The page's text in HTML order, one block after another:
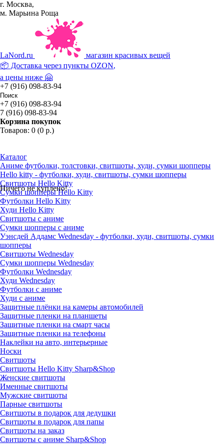
г. Москва,
м. Марьина Роща
LaNord.ru
магазин красивых вещей
📦 Доставка через пункты OZON,
а цены ниже 🤗
+7 (916) 098-83-94
+7 (916) 098-83-94
7 (916) 098-83-94
Корзина покупок
Товаров: 0 (0 р.)
Ничего не куплено!
Каталог
Аниме футболки, толстовки, свитшоты, худи, сумки шопперы
Hello kitty - футболки, худи, свитшоты, сумки шопперы
Свитшоты Hello Kitty
Сумки шопперы Hello Kitty
Футболки Hello Kitty
Худи Hello Kitty
Свитшоты с аниме
Сумки шопперы с аниме
Уэнсдей Аддамс Wednesday - футболки, худи, свитшоты, сумки
шопперы
Свитшоты Wednesday
Сумки шопперы Wednesday
Футболки Wednesday
Худи Wednesday
Футболки с аниме
Худи с аниме
Защитные плёнки на камеры автомобилей
Защитные пленки на планшеты
Защитные пленки на смарт часы
Защитные пленки на телефоны
Наклейки на авто, интерьерные
Носки
Свитшоты
Cвитшоты Hello Kitty Sharp&Shop
Женские свитшоты
Именные свитшоты
Мужские свитшоты
Парные свитшоты
Свитшоты в подарок для дедушки
Свитшоты в подарок для папы
Свитшоты на заказ
Свитшоты с аниме Sharp&Shop